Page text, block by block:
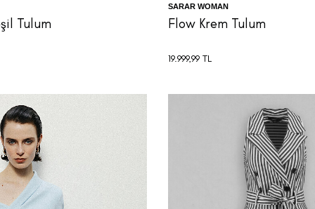
Tulum
SARAR WOMAN
Flow Krem Tulum
19.999,99 TL